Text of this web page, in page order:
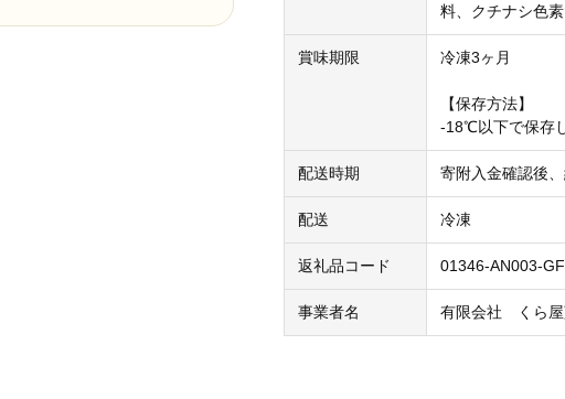
料、クチナシ色
賞味期限 冷凍3ヶ月
【保存方法】
-18℃以下で保存
配送時期 寄附入金確認後
配送 冷凍
返礼品コード 01346-AN003-
事業者名 有限会社 くら屋